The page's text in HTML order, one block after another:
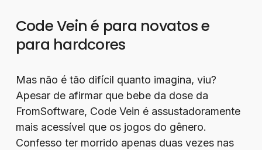
Code Vein é para novatos e
para hardcores
Mas não é tão difícil quanto imagina, viu?
Apesar de afirmar que bebe da dose da
FromSoftware, Code Vein é assustadoramente
mais acessível que os jogos do gênero.
Confesso ter morrido apenas duas vezes nas